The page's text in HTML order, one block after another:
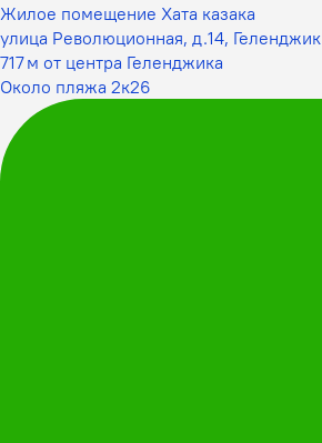
Жилое помещение Хата казака
улица Революционная, д.14, Геленджик
717 м от центра Геленджика
Около пляжа 2к26